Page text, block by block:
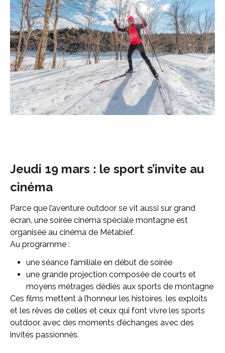
Jeudi 19 mars : le sport s’invite au
cinéma
Parce que l’aventure outdoor se vit aussi sur grand
écran, une soirée cinéma spéciale montagne est
organisée au cinéma de Métabief.
Au programme :
une séance familiale en début de soirée
une grande projection composée de courts et
moyens métrages dédiés aux sports de montagne
Ces films mettent à l’honneur les histoires, les exploits
et les rêves de celles et ceux qui font vivre les sports
outdoor, avec des moments d’échanges avec des
invités passionnés.